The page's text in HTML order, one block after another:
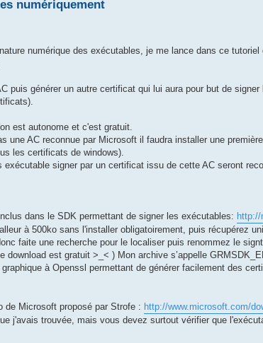
numériquement
numérique des exécutables, je me lance dans ce
puis générer un autre certificat qui lui aura pour but de
est autonome et c'est gratuit.
une AC reconnue par Microsoft il faudra installer une
les certificats de windows).
signer par un certificat issu de cette AC seront
dans le SDK permettant de signer les exécutables:
à 500ko sans l'installer obligatoirement, puis récupérez
faite une recherche pour le localiser puis renommez le
download est gratuit >_< ) Mon archive s’appelle
à Openssl permettant de générer facilement des
de Microsoft proposé par Strofe : http://www.microsoft.com/
j'avais trouvée, mais vous devez surtout vérifier que